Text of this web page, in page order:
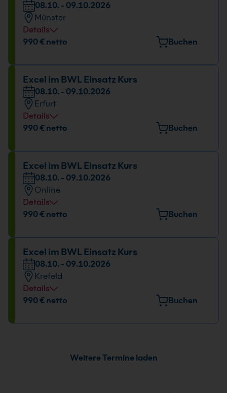
08.10. - 09.10.2026
09:00 - 16:00 Uhr
08.10. - 09.10.2026
Münster
Details
Veranstaltungsort
Datum und Uhrzeit
08.10. - 09.10.2026
09:00 - 16:00 Uhr
990 € netto Buchen
Excel im BWL Einsatz Kurs
08.10. - 09.10.2026
Erfurt
Details
Veranstaltungsort
Datum und Uhrzeit
08.10. - 09.10.2026
09:00 - 16:00 Uhr
990 € netto Buchen
Excel im BWL Einsatz Kurs
08.10. - 09.10.2026
Online
Details
Datum und Uhrzeit
990 € netto Buchen
Excel im BWL Einsatz Kurs
08.10. - 09.10.2026
Krefeld
Details
Veranstaltungsort
08.10. - 09.10.2026
990 € netto Buchen
Weitere Termine laden